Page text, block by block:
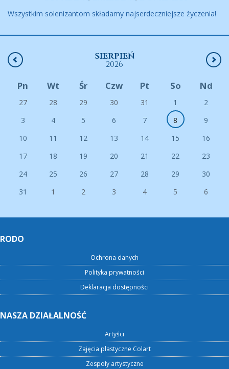
Wszystkim solenizantom składamy najserdeczniejsze życzenia!
SIERPIEŃ
2026
Pn Wt Śr Czw Pt So Nd
27 28 29 30 31 1
2
3
4 5 6 7 8
9
10
11 12 13 14 15
16
17
18 19 20 21 22
23
24
25 26 27 28 29
30
31
1 2 3 4 5 6
RODO
Ochrona danych
Polityka prywatności
Deklaracja dostępności
NASZA DZIAŁALNOŚĆ
Artyści
Zajęcia plastyczne Colart
Zespoły artystyczne